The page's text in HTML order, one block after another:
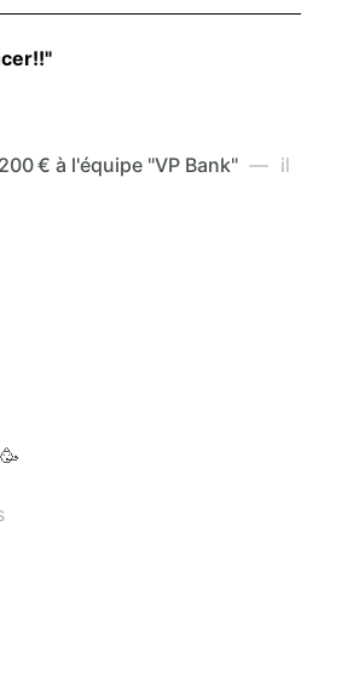
€ à l'équipe "VP Bank" — il